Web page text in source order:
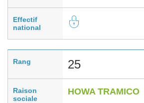
Effectif
national
Rang 25
Raison
sociale
HOWA TRAMICO